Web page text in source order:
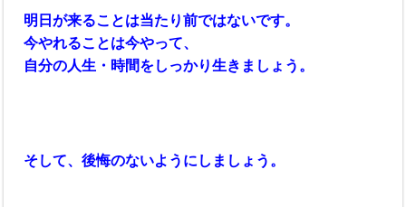
明日が来ることは当たり前ではないです。
今やれることは今やって、
自分の人生・時間をしっかり生きましょう。
そして、後悔のないようにしましょう。